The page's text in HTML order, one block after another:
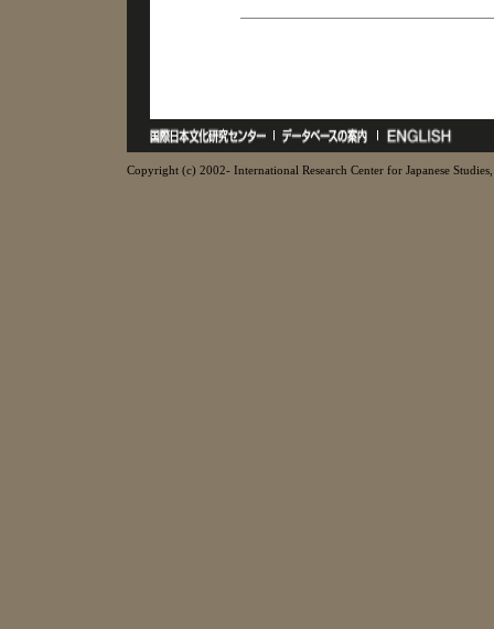
Copyright (c) 2002- International Research Center for Japanese